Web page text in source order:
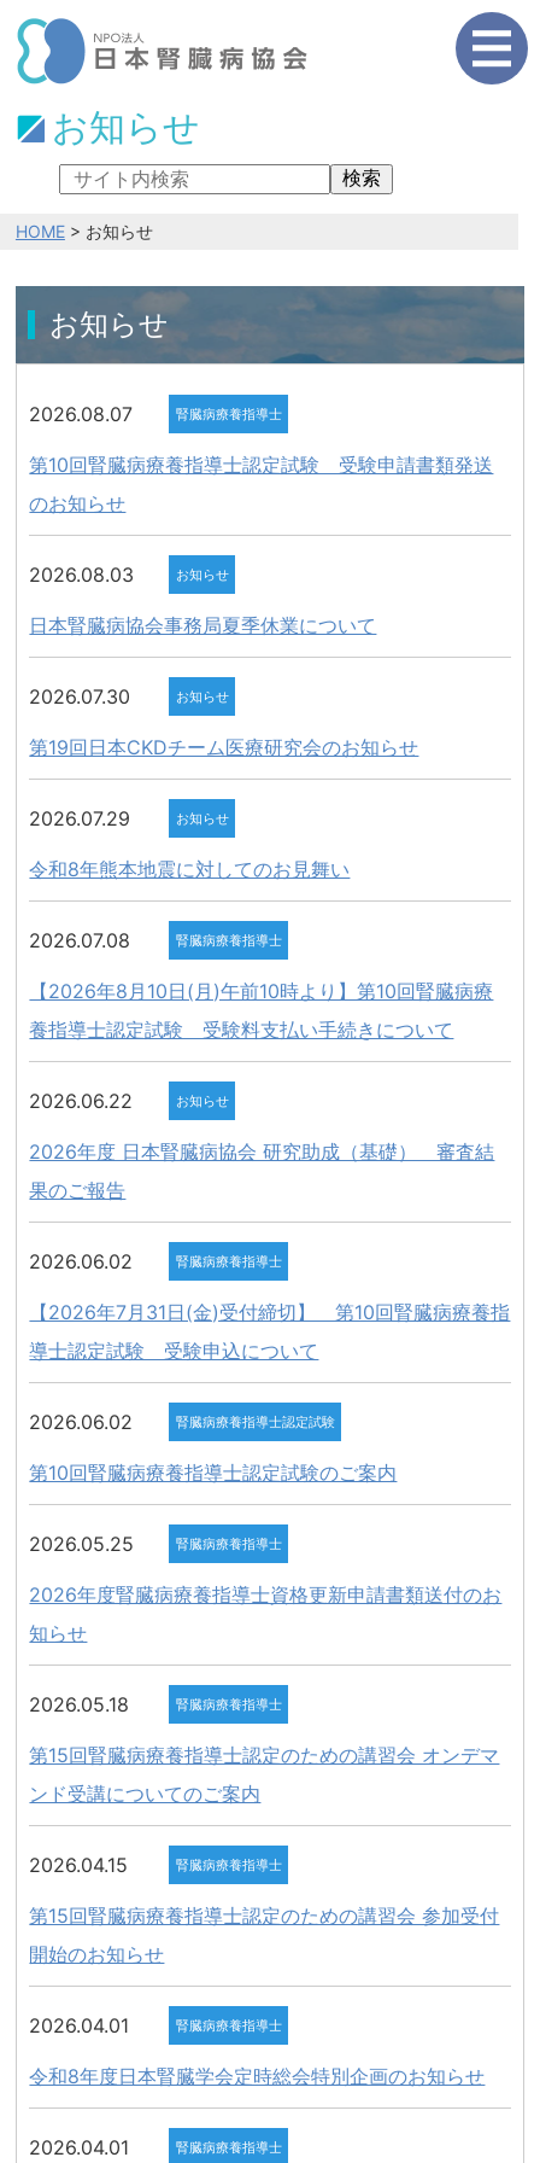
お知らせ
検索
HOME> お知らせ
お知らせ
2026.08.07 腎臓病療養指導士
第10回腎臓病療養指導士認定試験 受験申請書類発送
のお知らせ
2026.08.03 お知らせ
日本腎臓病協会事務局夏季休業について
2026.07.30 お知らせ
第19回日本CKDチーム医療研究会のお知らせ
2026.07.29 お知らせ
令和8年熊本地震に対してのお見舞い
2026.07.08 腎臓病療養指導士
【2026年8月10日(月)午前10時より】第10回腎臓病療
養指導士認定試験 受験料支払い手続きについて
2026.06.22 お知らせ
2026年度 日本腎臓病協会 研究助成（基礎） 審査結
果のご報告
2026.06.02 腎臓病療養指導士
【2026年7月31日(金)受付締切】 第10回腎臓病療養指
導士認定試験 受験申込について
2026.06.02 腎臓病療養指導士認定試験
第10回腎臓病療養指導士認定試験のご案内
2026.05.25 腎臓病療養指導士
2026年度腎臓病療養指導士資格更新申請書類送付のお
知らせ
2026.05.18 腎臓病療養指導士
第15回腎臓病療養指導士認定のための講習会 オンデマ
ンド受講についてのご案内
2026.04.15 腎臓病療養指導士
第15回腎臓病療養指導士認定のための講習会 参加受付
開始のお知らせ
2026.04.01 腎臓病療養指導士
令和8年度日本腎臓学会定時総会特別企画のお知らせ
2026.04.01 腎臓病療養指導士